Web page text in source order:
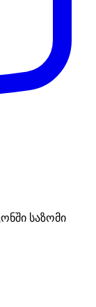
საზომი